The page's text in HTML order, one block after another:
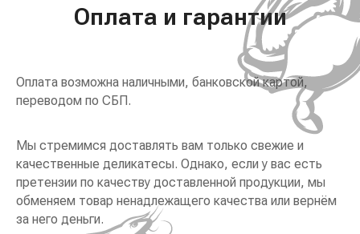
Оплата и гарантии
Оплата возможна наличными, банковской картой,
переводом по СБП.
Мы стремимся доставлять вам только свежие и
качественные деликатесы. Однако, если у вас есть
претензии по качеству доставленной продукции, мы
обменяем товар ненадлежащего качества или вернём
за него деньги.